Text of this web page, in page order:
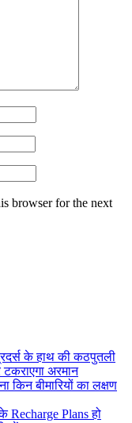
browser for the next
के हाथ की कठपुतली
अरमान
बीमारियों का लक्षण
Plans हो